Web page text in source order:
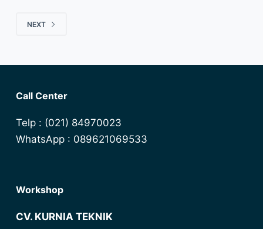
NEXT
Call Center
Telp : (021) 84970023
WhatsApp : 089621069533
Workshop
CV. KURNIA TEKNIK